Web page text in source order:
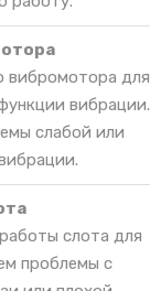
вибромотора для
вибрации.
слабой или
слота для
проблемы с